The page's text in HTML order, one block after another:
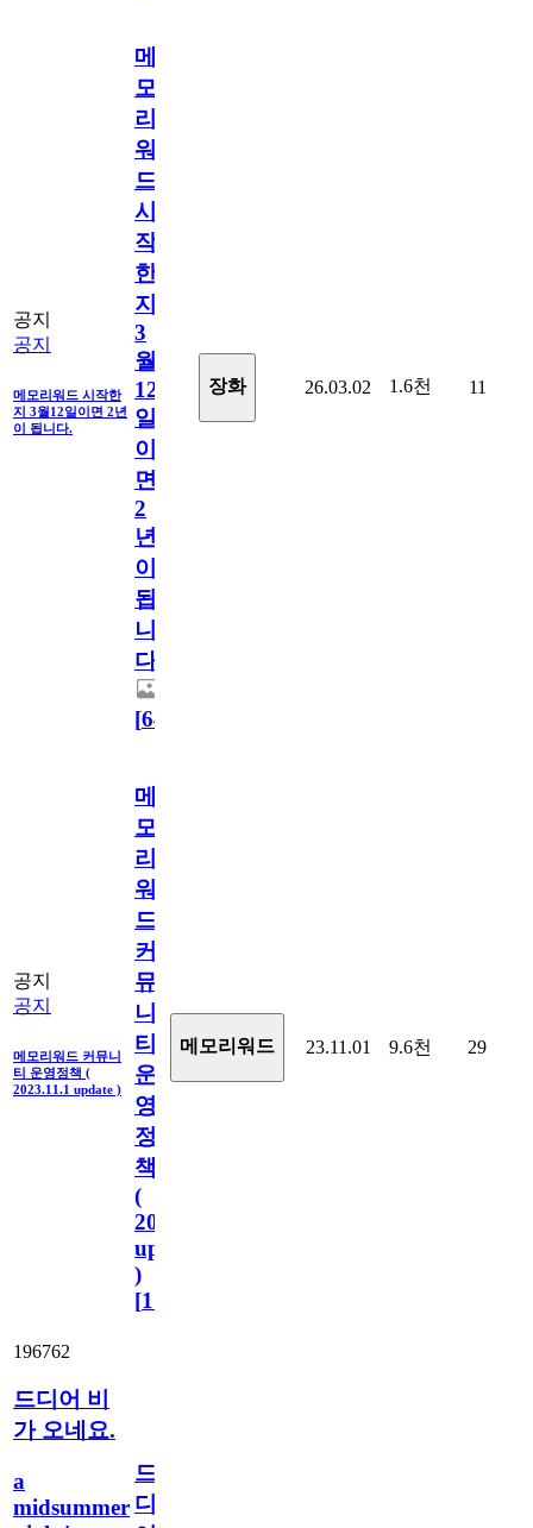
공지
공지
메모리워드 시작한
지 3월12일이면 2년
이 됩니다.
메
모
리
워
드
시
작
한
지
3
월
12
일
이
면
2
년
이
됩
니
다.
[64
장화 26.03.02 1.6천 11
공지
공지
메모리워드 커뮤니
티 운영정책 (
2023.11.1 update )
메
모
리
워
드
커
뮤
니
티
운
영
정
책
(
2023.11.1
update
)
[110
메모리워드 23.11.01 9.6천 29
196762
드디어 비
가 오네요.
a
midsummer
드
디